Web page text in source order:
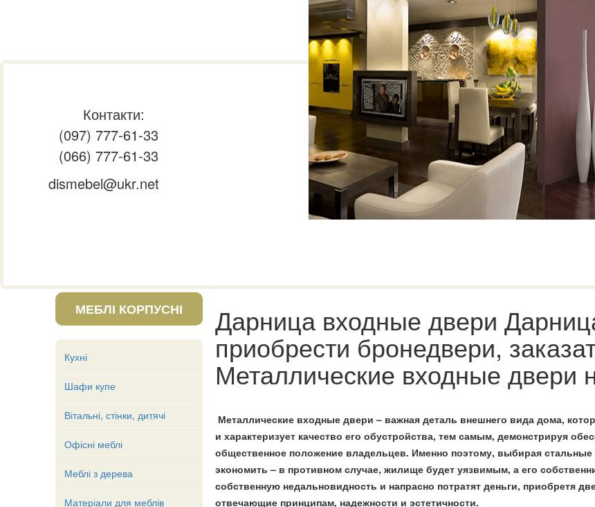
Контакти:
(097) 777-61-33
(066) 777-61-33
dismebel@ukr.net
МЕБЛІ КОРПУСНІ
Кухні
Шафи купе
Вітальні, стінки, дитячі
Офісні меблі
Меблі з дерева
Матеріали для меблів
Дарница входные двери
приобрести бронедвери,
Металлические входные двери
Металлические входные двери – важная деталь внешнего вида дома,
и характеризует качество его обустройства, тем самым, демонстрируя
общественное положение владельцев. Именно поэтому, выбирая
экономить – в противном случае, жилище будет уязвимым, а его
собственную недальновидность и напрасно потратят деньги, приобретя
отвечающие принципам, надежности и эстетичности.